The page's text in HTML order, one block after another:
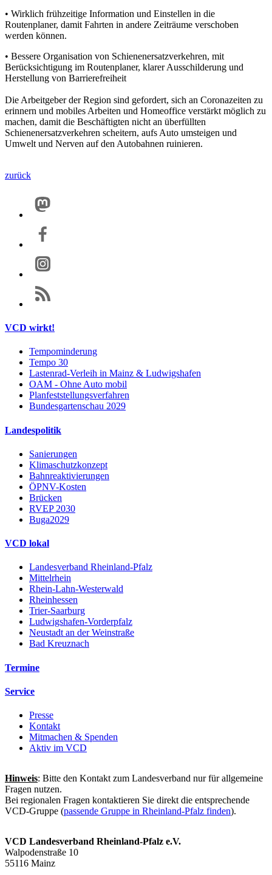
• Wirklich frühzeitige Information und Einstellen in die
Routenplaner, damit Fahrten in andere Zeiträume verschoben
werden können.
• Bessere Organisation von Schienenersatzverkehren, mit
Berücksichtigung im Routenplaner, klarer Ausschilderung und
Herstellung von Barrierefreiheit
Die Arbeitgeber der Region sind gefordert, sich an Coronazeiten zu
erinnern und mobiles Arbeiten und Homeoffice verstärkt möglich zu
machen, damit die Beschäftigten nicht an überfüllten
Schienenersatzverkehren scheitern, aufs Auto umsteigen und
Umwelt und Nerven auf den Autobahnen ruinieren.
zurück
VCD wirkt!
Tempominderung
Tempo 30
Lastenrad-Verleih in Mainz & Ludwigshafen
OAM - Ohne Auto mobil
Planfeststellungsverfahren
Bundesgartenschau 2029
Landespolitik
Sanierungen
Klimaschutzkonzept
Bahnreaktivierungen
ÖPNV-Kosten
Brücken
RVEP 2030
Buga2029
VCD lokal
Landesverband Rheinland-Pfalz
Mittelrhein
Rhein-Lahn-Westerwald
Rheinhessen
Trier-Saarburg
Ludwigshafen-Vorderpfalz
Neustadt an der Weinstraße
Bad Kreuznach
Termine
Service
Presse
Kontakt
Mitmachen & Spenden
Aktiv im VCD
Hinweis: Bitte den Kontakt zum Landesverband nur für allgemeine
Fragen nutzen.
Bei regionalen Fragen kontaktieren Sie direkt die entsprechende
VCD-Gruppe (passende Gruppe in Rheinland-Pfalz finden).
VCD Landesverband Rheinland-Pfalz e.V.
Walpodenstraße 10
55116 Mainz